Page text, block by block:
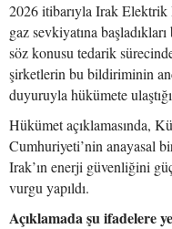
2026 itibarıyla Irak Elektrik
gaz sevkiyatına
söz konusu tedarik
şirketlerin bu bildiriminin
duyuruyla hükümete
Hükümet açıklamasında,
Cumhuriyeti’nin anayasal
Irak’ın enerji güvenliğini
vurgu yapıldı.
Açıklamada şu ifadelere